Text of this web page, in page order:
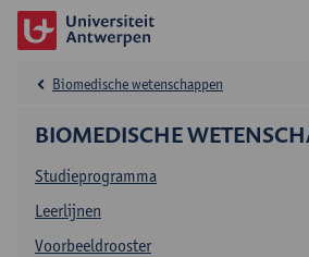
BIOMEDISCHE
Biomedische wetenschappen
Studieprogramma
Leerlijnen
Voorbeeldrooster